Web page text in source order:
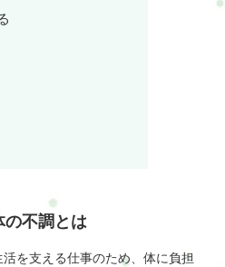
の不調とは
を支える仕事のため、体に負担